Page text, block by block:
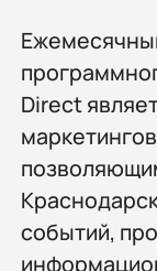
Direct
событий,